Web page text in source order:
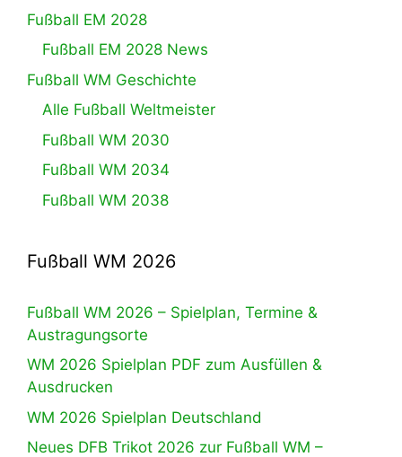
Fußball EM 2028
Fußball EM 2028 News
Fußball WM Geschichte
Alle Fußball Weltmeister
Fußball WM 2030
Fußball WM 2034
Fußball WM 2038
Fußball WM 2026
Fußball WM 2026 – Spielplan, Termine &
Austragungsorte
WM 2026 Spielplan PDF zum Ausfüllen &
Ausdrucken
WM 2026 Spielplan Deutschland
Neues DFB Trikot 2026 zur Fußball WM –